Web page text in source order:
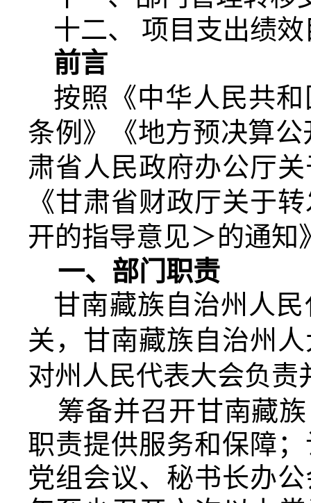
十二、 项目支出绩
前言
按照《中华人民共
条例》《地方预决算
肃省人民政府办公厅
《甘肃省财政厅关于
开的指导意见＞的通知
一、部门职责
甘南藏族自治州人
关，甘南藏族自治州
对州人民代表大会负
筹备并召开甘南藏
职责提供服务和保障
党组会议、秘书长办